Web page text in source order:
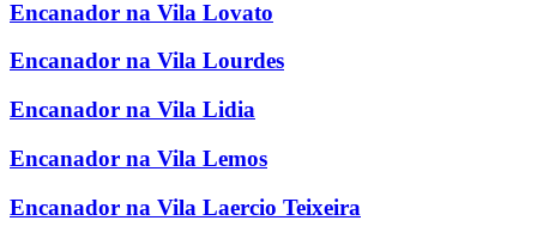
Encanador na Vila Lovato
Encanador na Vila Lourdes
Encanador na Vila Lidia
Encanador na Vila Lemos
Encanador na Vila Laercio Teixeira